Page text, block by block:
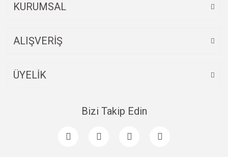
KURUMSAL
ALIŞVERİŞ
ÜYELİK
Bizi Takip Edin